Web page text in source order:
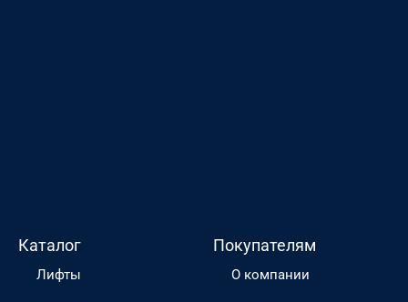
Каталог
Лифты
Покупателям
О компании